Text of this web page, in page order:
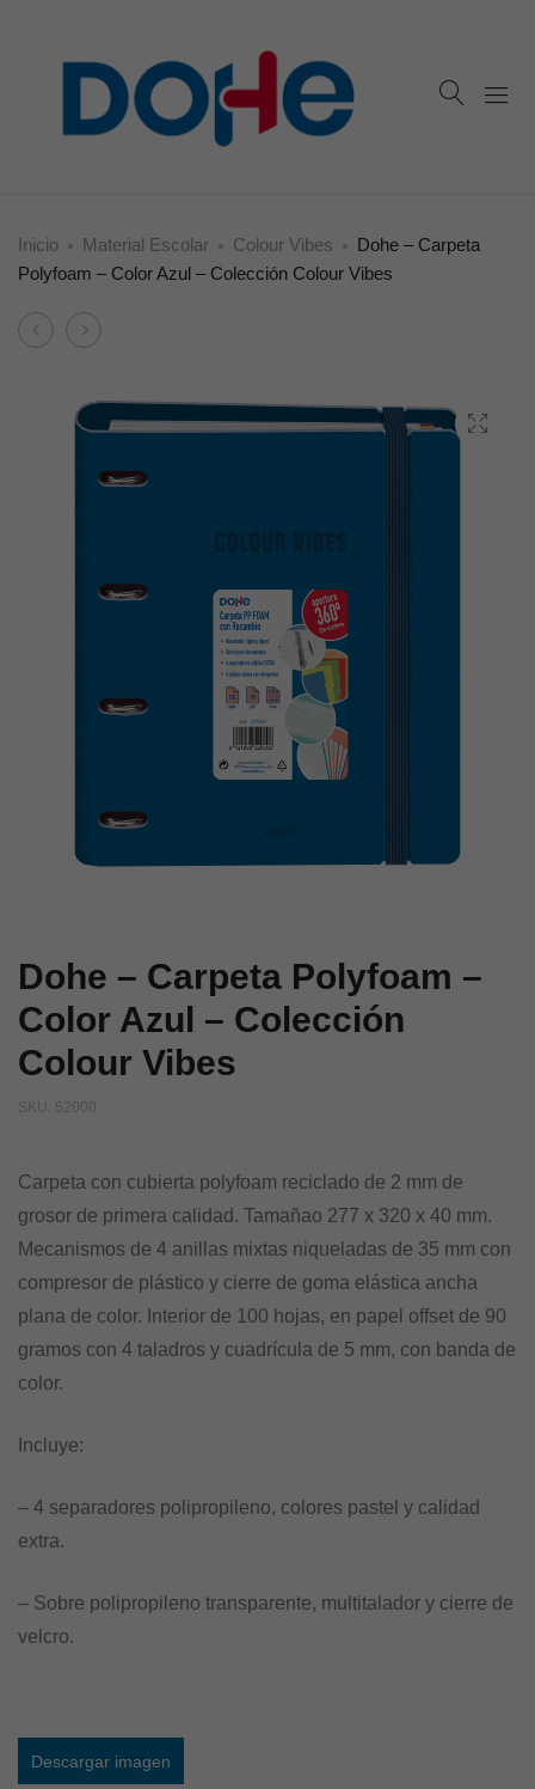
Inicio Material Escolar Colour Vibes
Dohe – Carpeta
Polyfoam – Color Azul – Colección Colour Vibes
Product
Dohe
Cuaderno
Espiral
Colección
Dohe
Carpeta
Polyfoam
Dohe – Carpeta Polyfoam –
Color Azul – Colección
Colour Vibes
SKU: 52000
Carpeta con cubierta polyfoam reciclado de 2 mm de
grosor de primera calidad. Tamañao 277 x 320 x 40 mm.
Mecanismos de 4 anillas mixtas niqueladas de 35 mm con
compresor de plástico y cierre de goma elástica ancha
plana de color. Interior de 100 hojas, en papel offset de 90
gramos con 4 taladros y cuadrícula de 5 mm, con banda de
color.
Incluye:
– 4 separadores polipropileno, colores pastel y calidad
extra.
– Sobre polipropileno transparente, multitalador y cierre de
velcro.
Descargar imagen